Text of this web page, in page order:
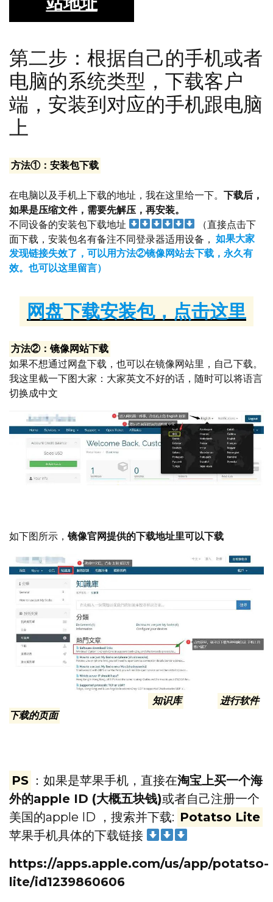
第二步：根据自己的手机或者
电脑的系统类型，下载客户
端，安装到对应的手机跟电脑
上
方法①：安装包下载
在电脑以及手机上下载的地址，我在这里给一下。 下载后，
如果是压缩文件，需要先解压，再安装。
不同设备的安装包下载地址
（直接点击下
面下载，安装包名有备注不同登录器适用设备， 如果大家
发现链接失效了，可以用方法②镜像网站去下载，永久有
效。也可以这里留言）
网盘下载安装包，点击这里
方法②：镜像网站下载
如果不想通过网盘下载，也可以在镜像网站里，自己下载。
我这里截一下图大家：大家英文不好的话，随时可以将语言
切换成中文
如下图所示， 镜像官网提供的下载地址里可以下载
知识库
进行软件
下载的页面
PS ：如果是苹果手机，直接在淘宝上买一个海
外的apple ID (大概五块钱)或者自己注册一个
美国的apple ID ，搜索并下载: Potatso Lite
苹果手机具体的下载链接
https://apps.apple.com/us/app/potatso-
lite/id1239860606